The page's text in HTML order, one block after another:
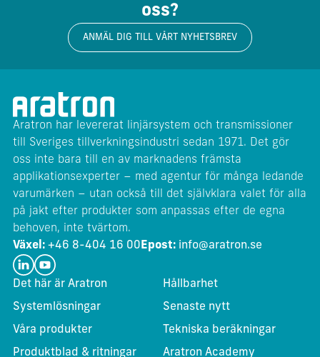
oss?
ANMÄL DIG TILL VÅRT NYHETSBREV
Aratron har levererat linjärsystem och transmissioner
till Sveriges tillverkningsindustri sedan 1971. Det gör
oss inte bara till en av marknadens främsta
applikationsexperter – med agentur för många ledande
varumärken – utan också till det självklara valet för alla
på jakt efter produkter som anpassas efter de egna
behoven, inte tvärtom.
Växel:+46 8-404 16 00 Epost:info@aratron.se
Det här är Aratron
Hållbarhet
Systemlösningar
Senaste nytt
Våra produkter
Tekniska beräkningar
Produktblad & ritningar
Aratron Academy